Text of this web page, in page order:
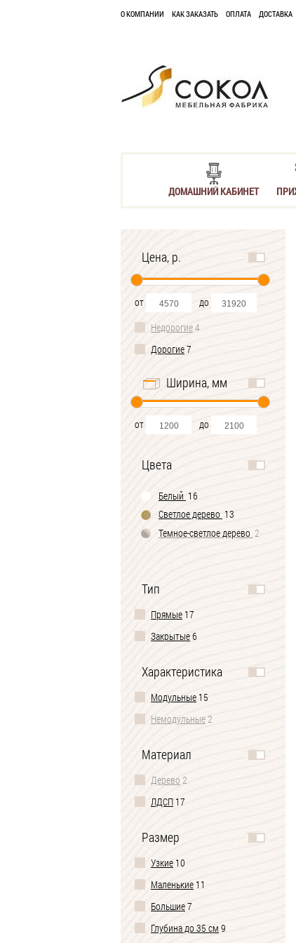
О КОМПАНИИ КАК ЗАКАЗАТЬ ОПЛАТА ДОСТАВКА
ДОМАШНИЙ КАБИНЕТ
Цена, р.
от
до
Недорогие4
Дорогие7
Ширина, мм
от до
Цвета
Белый 16
Светлое дерево 13
Темное-cветлое дерево 2
Тип
Прямые 17
Закрытые6
Характеристика
Модульные 15
Немодульные2
Материал
Дерево 2
ЛДСП 17
Размер
Узкие 10
Маленькие 11
Большие7
Глубина до 35 см 9